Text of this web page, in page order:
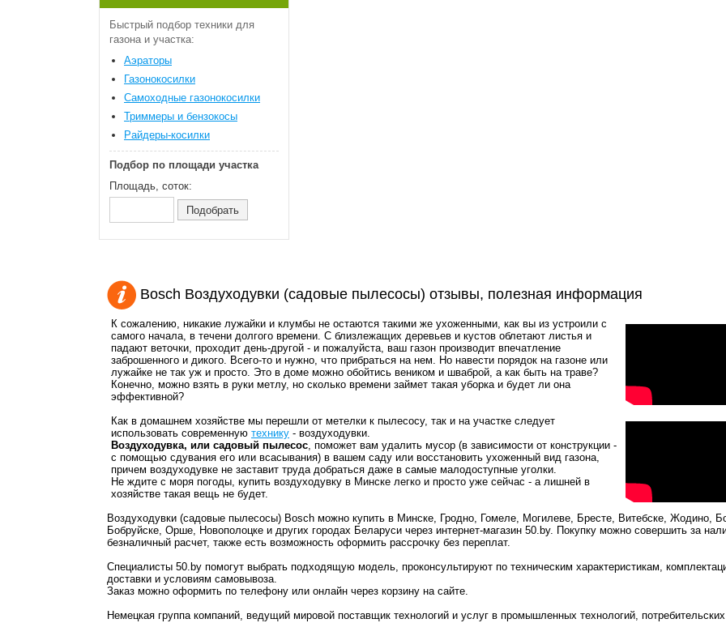
Быстрый подбор техники для
газона и участка:
Аэраторы
Газонокосилки
Самоходные газонокосилки
Триммеры и бензокосы
Райдеры-косилки
Подбор по площади участка
Площадь, соток:
Bosch Воздуходувки (садовые пылесосы) отзывы, полезная информация
К сожалению, никакие лужайки и клумбы не остаются такими же ухоженными, как вы из устроили с
самого начала, в течени долгого времени. С близлежащих деревьев и кустов облетают листья и
падают веточки, проходит день-другой - и пожалуйста, ваш газон производит впечатление
заброшенного и дикого. Всего-то и нужно, что прибраться на нем. Но навести порядок на газоне или
лужайке не так уж и просто. Это в доме можно обойтись веником и шваброй, а как быть на траве?
Конечно, можно взять в руки метлу, но сколько времени займет такая уборка и будет ли она
эффективной?
Как в домашнем хозяйстве мы перешли от метелки к пылесосу, так и на участке следует
использовать современную технику - воздуходувки.
Воздуходувка, или садовый пылесос, поможет вам удалить мусор (в зависимости от конструкции -
с помощью сдувания его или всасывания) в вашем саду или восстановить ухоженный вид газона,
причем воздуходувке не заставит труда добраться даже в самые малодоступные уголки.
Не ждите с моря погоды, купить воздуходувку в Минске легко и просто уже сейчас - а лишней в
хозяйстве такая вещь не будет.
Воздуходувки (садовые пылесосы) Bosch можно купить в Минске, Гродно, Гомеле, Могилеве, Бресте, Витебске, Жодино,
Бобруйске, Орше, Новополоцке и других городах Беларуси через интернет-магазин 50.by. Покупку можно совершить за
безналичный расчет, также есть возможность оформить рассрочку без переплат.
Специалисты 50.by помогут выбрать подходящую модель, проконсультируют по техническим характеристикам,
доставки и условиям самовывоза.
Заказ можно оформить по телефону или онлайн через корзину на сайте.
Немецкая группа компаний, ведущий мировой поставщик технологий и услуг в промышленных технологий,